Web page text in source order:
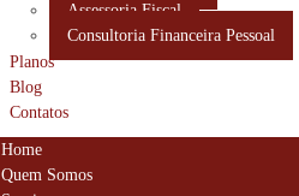
Assessoria Fiscal
Consultoria Financeira Pessoal
Planos
Blog
Contatos
Home
Quem Somos